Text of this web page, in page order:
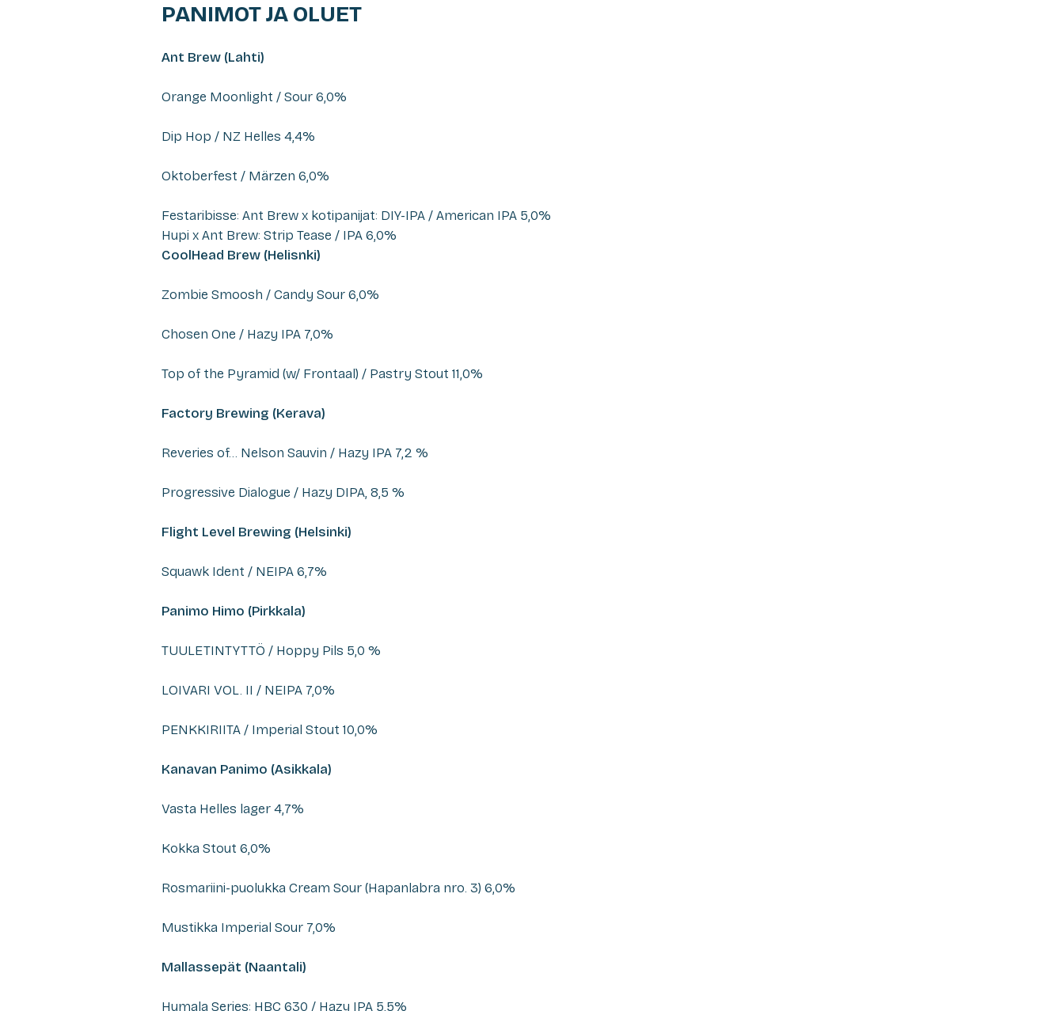
PANIMOT JA OLUET
Ant Brew (Lahti)
Orange Moonlight / Sour 6,0%
Dip Hop / NZ Helles 4,4%
Oktoberfest / Märzen 6,0%
Festaribisse: Ant Brew x kotipanijat: DIY-IPA / American IPA 5,0%
Hupi x Ant Brew: Strip Tease / IPA 6,0%
CoolHead Brew (Helisnki)
Zombie Smoosh / Candy Sour 6,0%
Chosen One / Hazy IPA 7,0%
Top of the Pyramid (w/ Frontaal) / Pastry Stout 11,0%
Factory Brewing (Kerava)
Reveries of… Nelson Sauvin / Hazy IPA 7,2 %
Progressive Dialogue / Hazy DIPA, 8,5 %
Flight Level Brewing (Helsinki)
Squawk Ident / NEIPA 6,7%
Panimo Himo (Pirkkala)
TUULETINTYTTÖ / Hoppy Pils 5,0 %
LOIVARI VOL. II / NEIPA 7,0%
PENKKIRIITA / Imperial Stout 10,0%
Kanavan Panimo (Asikkala)
Vasta Helles lager 4,7%
Kokka Stout 6,0%
Rosmariini-puolukka Cream Sour (Hapanlabra nro. 3) 6,0%
Mustikka Imperial Sour 7,0%
Mallassepät (Naantali)
Humala Series: HBC 630 / Hazy IPA 5,5%